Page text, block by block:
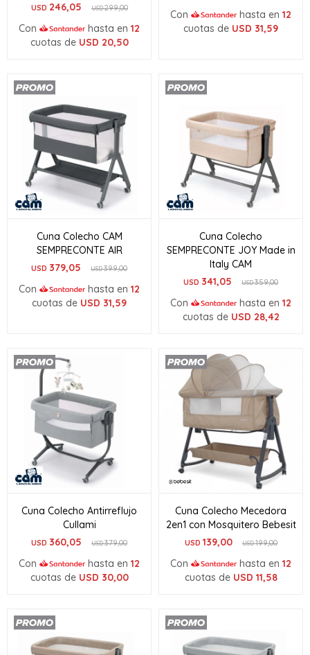
USD 246,05 USD299,00
Con hasta en 12
cuotas de USD 20,50
Con hasta en 12
cuotas de USD 31,59
Cuna Colecho CAM
SEMPRECONTE AIR
USD 379,05 USD399,00
Con hasta en 12
cuotas de USD 31,59
Cuna Colecho
SEMPRECONTE JOY Made in
Italy CAM
USD 341,05 USD359,00
Con hasta en 12
cuotas de USD 28,42
Cuna Colecho Antirreflujo
Cullami
USD 360,05 USD379,00
Con hasta en 12
cuotas de USD 30,00
Cuna Colecho Mecedora
2en1 con Mosquitero Bebesit
USD 139,00 USD199,00
Con hasta en 12
cuotas de USD 11,58